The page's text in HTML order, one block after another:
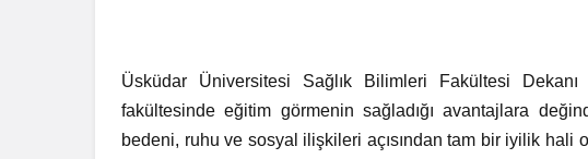
Üsküdar Üniversitesi Sağlık Bilimleri Fakültesi
fakültesinde eğitim görmenin sağladığı avantajlara
bedeni, ruhu ve sosyal ilişkileri açısından tam bir iyilik